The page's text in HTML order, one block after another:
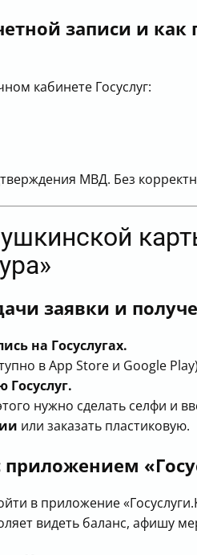
записи и как
кабинете Госуслуг:
МВД. Без
заявки и
на Госуслугах.
в App Store и Google
нужно сделать селфи и
или заказать пластиковую.
приложением
в приложение
видеть баланс, афишу